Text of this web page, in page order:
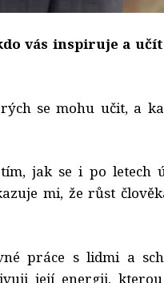
vás inspiruje a
se mohu učit, a
jak se i po letech
mi, že růst
práce s lidmi a
její energii,